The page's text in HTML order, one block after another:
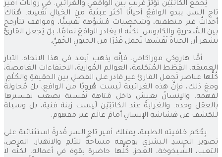
يَجمع الكاتبَيْن تَوَتُّرٌ غريب بين الواقعي والغرائبي. في روايات أمير
تاج السر، يبدو الواقعُ أحيانًا أكثر عبثية من الخيالِ نَفْسِه. هُناك
أحداثٌ غير منطقية، وشخصيات مُشوَّهة نَفْسِيًّا، ومواقف تتأرجح
بين السُّخريةِ والكابوس. لكنَّه لا يغادر الواقعَ تمامًا، بلْ يَجعل القارئَ
يشعر أن الحياةَ نَفْسَها تَحمل قَدْرًا من الجنونِ الخَفِيِّ.
أمَّا هاروكي موراكامي، فإنَّه يذهب أبعد في هذا الاتجاه. الآبار
العميقة، القِطَط المُتكلمة، العوالم المُوازية، الاختفاءات الغامضة،
كُلُّها عناصر تَجعل القارئَ غير قادر على الفصلِ بين الحقيقةِ والحُلْمِ.
ومعَ ذلك، فإنَّ هذه الغرائبية لَيست هُروبًا من الواقع، بلْ مُحاولة
لفهمه. والإنسانُ يعيش داخل مَتاهة نَفْسية يصعب تفسيرها
بالعقل وحده. والغرابةُ عند الكاتبَيْن لَيست زينة فنية، بل وسيلة
للكشف عن هَشاشةِ الإنسانِ أمامَ عالَم غير مفهوم.
بِحُكم خلفيته الطبية، يمتلك أمير تاج السر قُدرةً استثنائية على
تصوير الجسدِ البشري بوصفه مساحةً للألمِ والانهيار. المرض،
التعب، الشَّيخوخة، العجز، كُلُّها حاضرة بقوة في أعماله. لكنَّه لا